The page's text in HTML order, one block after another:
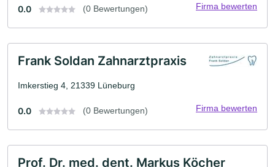
0.0 (0 Bewertungen) Firma bewerten
Frank Soldan Zahnarztpraxis
Imkerstieg 4, 21339 Lüneburg
0.0 (0 Bewertungen) Firma bewerten
Prof. Dr. med. dent. Markus Köcher